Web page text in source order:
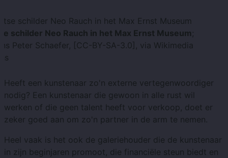
schilder Neo Rauch in het Max Ernst Museum ;
Peter Schaefer, [CC-BY-SA-3.0], via Wikimedia
Heeft een kunstenaar zo'n externe vertegenwoordiger
nodig? Een kunstenaar die gewoon in alle rust wil
werken of die geen talent heeft voor verkoop, doet er
zeker goed aan om zo'n partner in de arm te nemen.
Heel vaak is het ook de galeriehouder die de kunstenaar
in zijn beginjaren promoot, die financiële steun biedt en